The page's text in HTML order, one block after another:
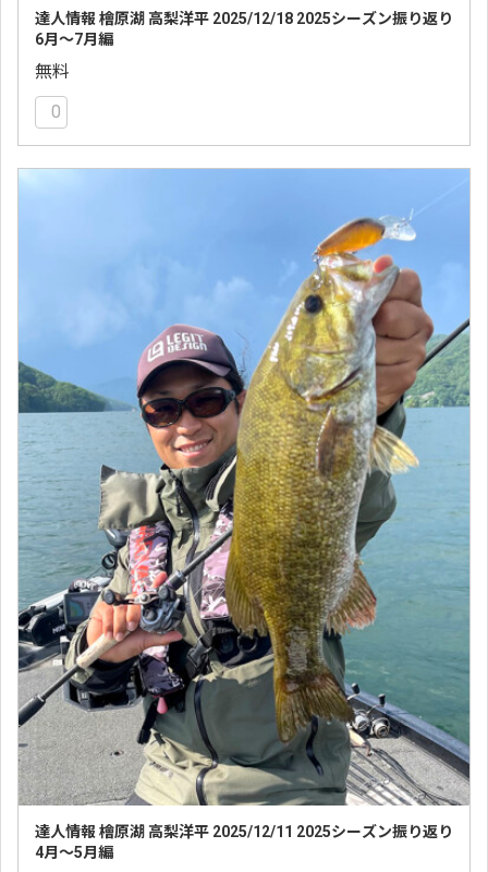
達人情報 檜原湖 高梨洋平 2025/12/18 2025シーズン振り返り
6月〜7月編
無料
0
達人情報 檜原湖 高梨洋平 2025/12/11 2025シーズン振り返り
4月〜5月編